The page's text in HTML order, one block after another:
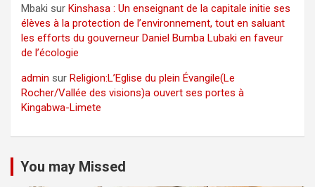
Mbaki sur Kinshasa : Un enseignant de la capitale initie ses
élèves à la protection de l’environnement, tout en saluant
les efforts du gouverneur Daniel Bumba Lubaki en faveur
de l’écologie
admin sur Religion:L’Eglise du plein Évangile(Le
Rocher/Vallée des visions)a ouvert ses portes à
Kingabwa-Limete
You may Missed